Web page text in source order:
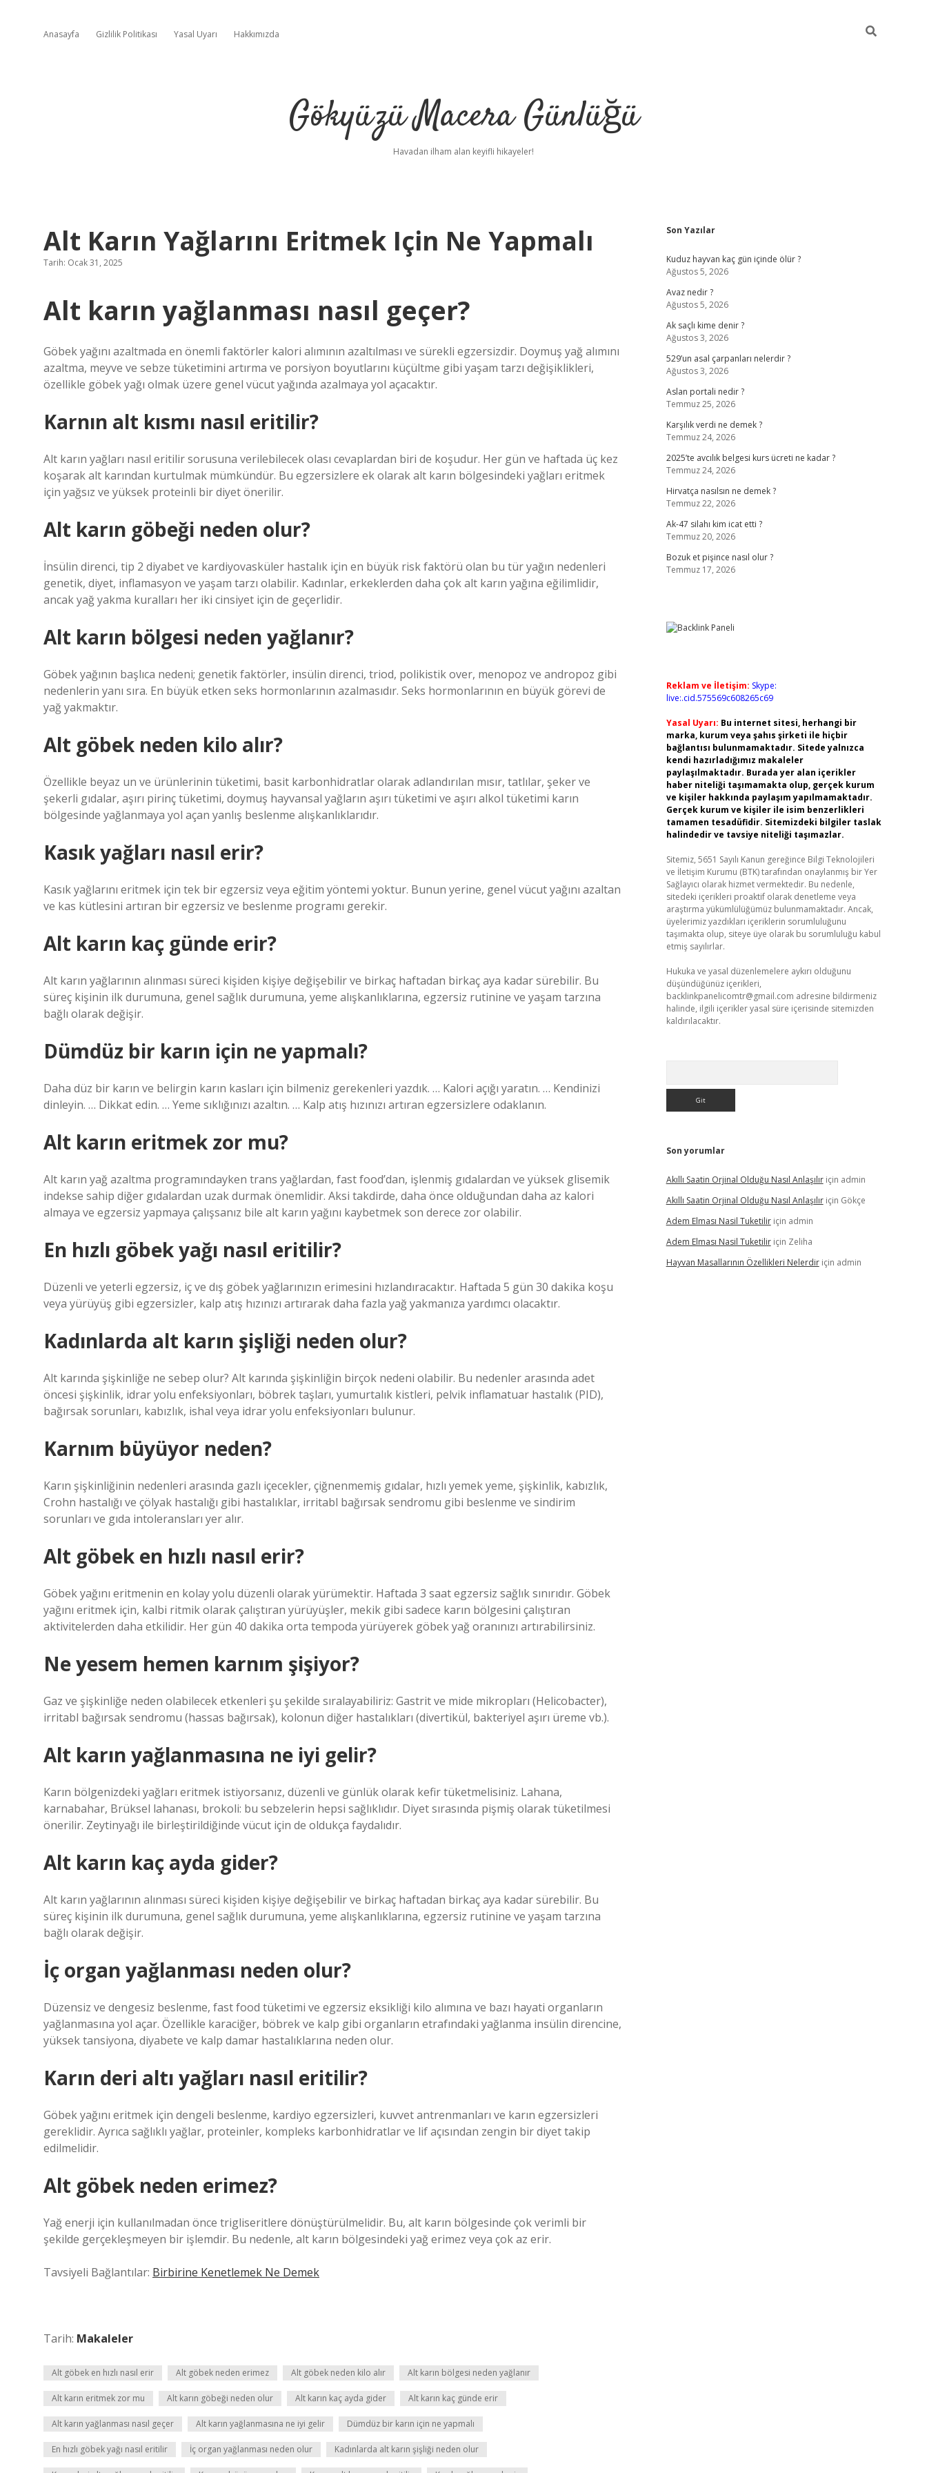
Anasayfa Gizlilik Politikası Yasal Uyarı Hakkımızda
Gökyüzü Macera Günlüğü
Havadan ilham alan keyifli hikayeler!
Alt Karın Yağlarını Eritmek Için Ne Yapmalı
Tarih: Ocak 31, 2025
Alt karın yağlanması nasıl geçer?
Göbek yağını azaltmada en önemli faktörler kalori alımının azaltılması ve sürekli egzersizdir. Doymuş yağ alımını
azaltma, meyve ve sebze tüketimini artırma ve porsiyon boyutlarını küçültme gibi yaşam tarzı değişiklikleri,
özellikle göbek yağı olmak üzere genel vücut yağında azalmaya yol açacaktır.
Karnın alt kısmı nasıl eritilir?
Alt karın yağları nasıl eritilir sorusuna verilebilecek olası cevaplardan biri de koşudur. Her gün ve haftada üç kez
koşarak alt karından kurtulmak mümkündür. Bu egzersizlere ek olarak alt karın bölgesindeki yağları eritmek
için yağsız ve yüksek proteinli bir diyet önerilir.
Alt karın göbeği neden olur?
İnsülin direnci, tip 2 diyabet ve kardiyovasküler hastalık için en büyük risk faktörü olan bu tür yağın nedenleri
genetik, diyet, inflamasyon ve yaşam tarzı olabilir. Kadınlar, erkeklerden daha çok alt karın yağına eğilimlidir,
ancak yağ yakma kuralları her iki cinsiyet için de geçerlidir.
Alt karın bölgesi neden yağlanır?
Göbek yağının başlıca nedeni; genetik faktörler, insülin direnci, triod, polikistik over, menopoz ve andropoz gibi
nedenlerin yanı sıra. En büyük etken seks hormonlarının azalmasıdır. Seks hormonlarının en büyük görevi de
yağ yakmaktır.
Alt göbek neden kilo alır?
Özellikle beyaz un ve ürünlerinin tüketimi, basit karbonhidratlar olarak adlandırılan mısır, tatlılar, şeker ve
şekerli gıdalar, aşırı pirinç tüketimi, doymuş hayvansal yağların aşırı tüketimi ve aşırı alkol tüketimi karın
bölgesinde yağlanmaya yol açan yanlış beslenme alışkanlıklarıdır.
Kasık yağları nasıl erir?
Kasık yağlarını eritmek için tek bir egzersiz veya eğitim yöntemi yoktur. Bunun yerine, genel vücut yağını azaltan
ve kas kütlesini artıran bir egzersiz ve beslenme programı gerekir.
Alt karın kaç günde erir?
Alt karın yağlarının alınması süreci kişiden kişiye değişebilir ve birkaç haftadan birkaç aya kadar sürebilir. Bu
süreç kişinin ilk durumuna, genel sağlık durumuna, yeme alışkanlıklarına, egzersiz rutinine ve yaşam tarzına
bağlı olarak değişir.
Dümdüz bir karın için ne yapmalı?
Daha düz bir karın ve belirgin karın kasları için bilmeniz gerekenleri yazdık. … Kalori açığı yaratın. … Kendinizi
dinleyin. … Dikkat edin. … Yeme sıklığınızı azaltın. … Kalp atış hızınızı artıran egzersizlere odaklanın.
Alt karın eritmek zor mu?
Alt karın yağ azaltma programındayken trans yağlardan, fast food’dan, işlenmiş gıdalardan ve yüksek glisemik
indekse sahip diğer gıdalardan uzak durmak önemlidir. Aksi takdirde, daha önce olduğundan daha az kalori
almaya ve egzersiz yapmaya çalışsanız bile alt karın yağını kaybetmek son derece zor olabilir.
En hızlı göbek yağı nasıl eritilir?
Düzenli ve yeterli egzersiz, iç ve dış göbek yağlarınızın erimesini hızlandıracaktır. Haftada 5 gün 30 dakika koşu
veya yürüyüş gibi egzersizler, kalp atış hızınızı artırarak daha fazla yağ yakmanıza yardımcı olacaktır.
Kadınlarda alt karın şişliği neden olur?
Alt karında şişkinliğe ne sebep olur? Alt karında şişkinliğin birçok nedeni olabilir. Bu nedenler arasında adet
öncesi şişkinlik, idrar yolu enfeksiyonları, böbrek taşları, yumurtalık kistleri, pelvik inflamatuar hastalık (PID),
bağırsak sorunları, kabızlık, ishal veya idrar yolu enfeksiyonları bulunur.
Karnım büyüyor neden?
Karın şişkinliğinin nedenleri arasında gazlı içecekler, çiğnenmemiş gıdalar, hızlı yemek yeme, şişkinlik, kabızlık,
Crohn hastalığı ve çölyak hastalığı gibi hastalıklar, irritabl bağırsak sendromu gibi beslenme ve sindirim
sorunları ve gıda intoleransları yer alır.
Alt göbek en hızlı nasıl erir?
Göbek yağını eritmenin en kolay yolu düzenli olarak yürümektir. Haftada 3 saat egzersiz sağlık sınırıdır. Göbek
yağını eritmek için, kalbi ritmik olarak çalıştıran yürüyüşler, mekik gibi sadece karın bölgesini çalıştıran
aktivitelerden daha etkilidir. Her gün 40 dakika orta tempoda yürüyerek göbek yağ oranınızı artırabilirsiniz.
Ne yesem hemen karnım şişiyor?
Gaz ve şişkinliğe neden olabilecek etkenleri şu şekilde sıralayabiliriz: Gastrit ve mide mikropları (Helicobacter),
irritabl bağırsak sendromu (hassas bağırsak), kolonun diğer hastalıkları (divertikül, bakteriyel aşırı üreme vb.).
Alt karın yağlanmasına ne iyi gelir?
Karın bölgenizdeki yağları eritmek istiyorsanız, düzenli ve günlük olarak kefir tüketmelisiniz. Lahana,
karnabahar, Brüksel lahanası, brokoli: bu sebzelerin hepsi sağlıklıdır. Diyet sırasında pişmiş olarak tüketilmesi
önerilir. Zeytinyağı ile birleştirildiğinde vücut için de oldukça faydalıdır.
Alt karın kaç ayda gider?
Alt karın yağlarının alınması süreci kişiden kişiye değişebilir ve birkaç haftadan birkaç aya kadar sürebilir. Bu
süreç kişinin ilk durumuna, genel sağlık durumuna, yeme alışkanlıklarına, egzersiz rutinine ve yaşam tarzına
bağlı olarak değişir.
İç organ yağlanması neden olur?
Düzensiz ve dengesiz beslenme, fast food tüketimi ve egzersiz eksikliği kilo alımına ve bazı hayati organların
yağlanmasına yol açar. Özellikle karaciğer, böbrek ve kalp gibi organların etrafındaki yağlanma insülin direncine,
yüksek tansiyona, diyabete ve kalp damar hastalıklarına neden olur.
Karın deri altı yağları nasıl eritilir?
Göbek yağını eritmek için dengeli beslenme, kardiyo egzersizleri, kuvvet antrenmanları ve karın egzersizleri
gereklidir. Ayrıca sağlıklı yağlar, proteinler, kompleks karbonhidratlar ve lif açısından zengin bir diyet takip
edilmelidir.
Alt göbek neden erimez?
Yağ enerji için kullanılmadan önce trigliseritlere dönüştürülmelidir. Bu, alt karın bölgesinde çok verimli bir
şekilde gerçekleşmeyen bir işlemdir. Bu nedenle, alt karın bölgesindeki yağ erimez veya çok az erir.
Tavsiyeli Bağlantılar: Birbirine Kenetlemek Ne Demek
Tarih: Makaleler
Alt göbek en hızlı nasıl erir Alt göbek neden erimez Alt göbek neden kilo alır Alt karın bölgesi neden yağlanır
Alt karın eritmek zor mu Alt karın göbeği neden olur Alt karın kaç ayda gider Alt karın kaç günde erir
Alt karın yağlanması nasıl geçer Alt karın yağlanmasına ne iyi gelir Dümdüz bir karın için ne yapmalı
En hızlı göbek yağı nasıl eritilir İç organ yağlanması neden olur Kadınlarda alt karın şişliği neden olur
Sidebar
Son Yazılar
Kuduz hayvan kaç gün içinde ölür ?
Ağustos 5, 2026
Avaz nedir ?
Ağustos 5, 2026
Ak saçlı kime denir ?
Ağustos 3, 2026
529’un asal çarpanları nelerdir ?
Ağustos 3, 2026
Aslan portali nedir ?
Temmuz 25, 2026
Karşılık verdi ne demek ?
Temmuz 24, 2026
2025’te avcılık belgesi kurs ücreti ne kadar ?
Temmuz 24, 2026
Hirvatça nasılsın ne demek ?
Temmuz 22, 2026
Ak-47 silahı kim icat etti ?
Temmuz 20, 2026
Bozuk et pişince nasıl olur ?
Temmuz 17, 2026
Reklam ve İletişim: Skype:
live:.cid.575569c608265c69
Yasal Uyarı: Bu internet sitesi, herhangi bir
marka, kurum veya şahıs şirketi ile hiçbir
bağlantısı bulunmamaktadır. Sitede yalnızca
kendi hazırladığımız makaleler
paylaşılmaktadır. Burada yer alan içerikler
haber niteliği taşımamakta olup, gerçek kurum
ve kişiler hakkında paylaşım yapılmamaktadır.
Gerçek kurum ve kişiler ile isim benzerlikleri
tamamen tesadüfidir. Sitemizdeki bilgiler taslak
halindedir ve tavsiye niteliği taşımazlar.
Sitemiz, 5651 Sayılı Kanun gereğince Bilgi Teknolojileri
ve İletişim Kurumu (BTK) tarafından onaylanmış bir Yer
Sağlayıcı olarak hizmet vermektedir. Bu nedenle,
sitedeki içerikleri proaktif olarak denetleme veya
araştırma yükümlülüğümüz bulunmamaktadır. Ancak,
üyelerimiz yazdıkları içeriklerin sorumluluğunu
taşımakta olup, siteye üye olarak bu sorumluluğu kabul
etmiş sayılırlar.
Hukuka ve yasal düzenlemelere aykırı olduğunu
düşündüğünüz içerikleri,
backlinkpanelicomtr@gmail.com adresine bildirmeniz
halinde, ilgili içerikler yasal süre içerisinde sitemizden
kaldırılacaktır.
Son yorumlar
Akıllı Saatin Orjinal Olduğu Nasıl Anlaşılıriçin admin
Akıllı Saatin Orjinal Olduğu Nasıl Anlaşılıriçin Gökçe
Adem Elması Nasil Tuketiliriçin admin
Adem Elması Nasil Tuketiliriçin Zeliha
Hayvan Masallarının Özellikleri Nelerdiriçin admin